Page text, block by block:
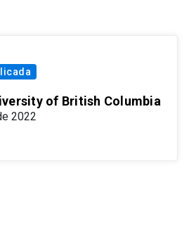
of British Columbia
2022